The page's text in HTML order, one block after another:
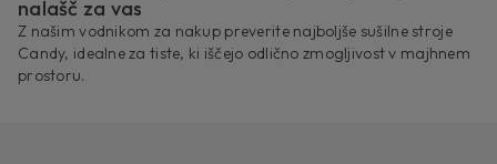
nalašč za vas
Z našim vodnikom za nakup preverite najboljše sušilne stroje
Candy, idealne za tiste, ki iščejo odlično zmogljivost v majhnem
prostoru.